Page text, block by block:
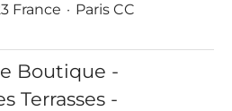
France · Paris CC
Boutique -
Terrasses -